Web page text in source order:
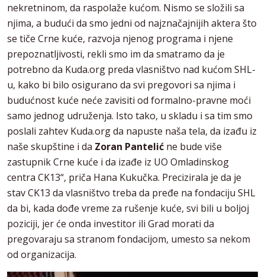
nekretninom, da raspolaže kućom. Nismo se složili sa
njima, a budući da smo jedni od najznačajnijih aktera što
se tiče Crne kuće, razvoja njenog programa i njene
prepoznatljivosti, rekli smo im da smatramo da je
potrebno da Kuda.org preda vlasništvo nad kućom SHL-
u, kako bi bilo osigurano da svi pregovori sa njima i
budućnost kuće neće zavisiti od formalno-pravne moći
samo jednog udruženja. Isto tako, u skladu i sa tim smo
poslali zahtev Kuda.org da napuste naša tela, da izađu iz
naše skupštine i da Zoran Pantelić ne bude više
zastupnik Crne kuće i da izađe iz UO Omladinskog
centra CK13“, priča Hana Kukučka. Precizirala je da je
stav CK13 da vlasništvo treba da pređe na fondaciju SHL
da bi, kada dođe vreme za rušenje kuće, svi bili u boljoj
poziciji, jer će onda investitor ili Grad morati da
pregovaraju sa stranom fondacijom, umesto sa nekom
od organizacija.